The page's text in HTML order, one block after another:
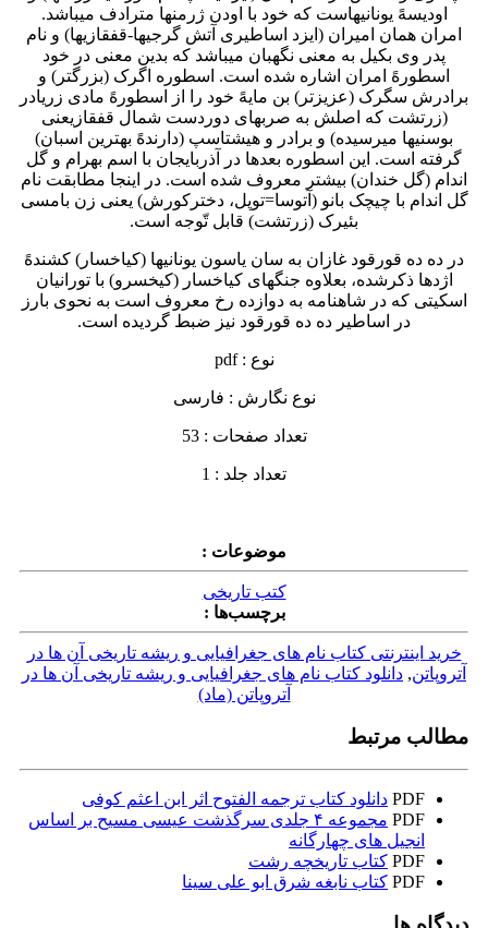
اودیسهً یونانیهاست که خود با اودن ژرمنها مترادف میباشد.
امران همان امیران (ایزد اساطیری آتش گرجیها-قفقازیها) و نام
پدر وی بکیل به معنی نگهبان میباشد که بدین معنی در خود
اسطورهً امران اشاره شده است. اسطوره اگرک (بزرگتر) و
برادرش سگرک (عزیزتر) بن مایهً خود را از اسطورهً مادی زریادر
(زرتشت که اصلش به صربهای دوردست شمال قفقازیعنی
بوسنیها میرسیده) و برادر و هیشتاسپ (دارندهً بهترین اسبان)
گرفته است. این اسطوره بعدها در آذربایجان با اسم بهرام و گل
اندام (گل خندان) بیشتر معروف شده است. در اینجا مطابقت نام
گل اندام با چیچک بانو (آتوسا=توپل، دخترکورش) یعنی زن بامسی
بئیرک (زرتشت) قابل تّوجه است.
در ده ده قورقود غازان به سان یاسون یونانیها (کیاخسار) کشندهً
اژدها ذکرشده، بعلاوه جنگهای کیاخسار (کیخسرو) با تورانیان
اسکیتی که در شاهنامه به دوازده رخ معروف است به نحوی بارز
در اساطیر ده ده قورقود نیز ضبط گردیده است.
نوع : pdf
نوع نگارش : فارسی
تعداد صفحات : 53
تعداد جلد : 1
موضوعات :
کتب تاریخی
برچسب‌ها :
خرید اینترنتی کتاب نام های جغرافیایی و ریشه تاریخی آن ها در
آتروپاتن, دانلود کتاب نام های جغرافیایی و ریشه تاریخی آن ها در
آتروپاتن (ماد)
مطالب مرتبط
PDF دانلود کتاب ترجمه الفتوح اثر ابن اعثم کوفی
PDF
مجموعه ۴ جلدی سرگذشت عیسی مسیح بر اساس
انجیل های چهارگانه
PDF کتاب تاریخچه رشت
PDF کتاب نابغه شرق ابو علی سینا